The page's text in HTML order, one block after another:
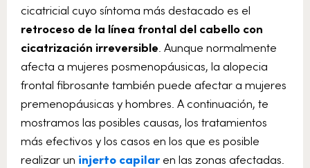
cicatricial cuyo síntoma más destacado es el
retroceso de la línea frontal del cabello con
cicatrización irreversible. Aunque normalmente
afecta a mujeres posmenopáusicas, la alopecia
frontal fibrosante también puede afectar a mujeres
premenopáusicas y hombres. A continuación, te
mostramos las posibles causas, los tratamientos
más efectivos y los casos en los que es posible
realizar un injerto capilar en las zonas afectadas.